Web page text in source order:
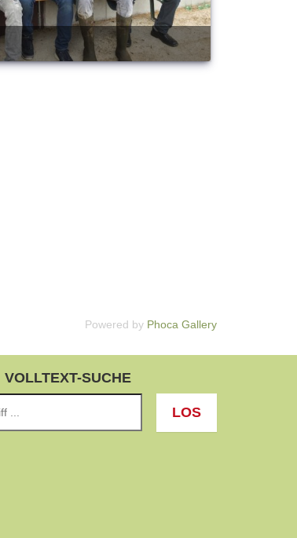
Powered by Phoca Gallery
VOLLTEXT-SUCHE
LOS